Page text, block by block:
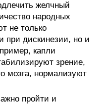
желчный
народных
не только
при дискинезии, но и
капли
зрение,
мозга, нормализуют
пройти и